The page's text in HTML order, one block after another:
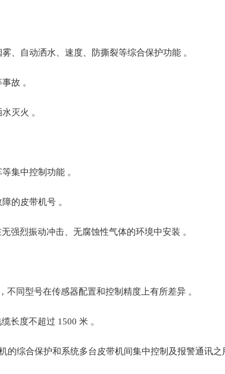
、自动洒水、速度、防撕裂等综合保护功能 。
故 。
灭火 。‌‌‌
集中控制功能 。
的皮带机号 。‌‌‌
强烈振动冲击、无腐蚀性气体的环境中安装 。‌‌‌
不同型号在传感器配置和控制精度上有所差异 。
长度不超过 1500 米 。
综合保护和系统多台皮带机间集中控制及报警通讯之